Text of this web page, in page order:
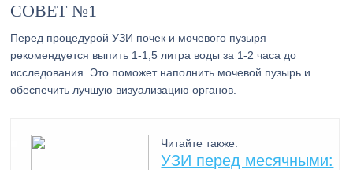
СОВЕТ №1
Перед процедурой УЗИ почек и мочевого пузыря
рекомендуется выпить 1-1,5 литра воды за 1-2 часа до
исследования. Это поможет наполнить мочевой пузырь и
обеспечить лучшую визуализацию органов.
Читайте также:
УЗИ перед месячными: